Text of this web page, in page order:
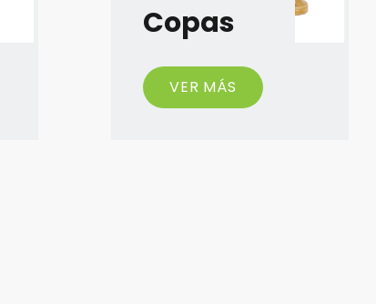
Copas
VER MÁS